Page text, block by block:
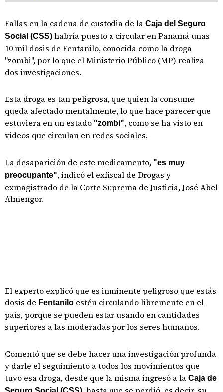
Fallas en la cadena de custodia de la Caja del Seguro
Social (CSS) habría puesto a circular en Panamá unas
10 mil dosis de Fentanilo, conocida como la droga
"zombi", por lo que el Ministerio Público (MP) realiza
dos investigaciones.
Esta droga es tan peligrosa, que quien la consume
queda afectado mentalmente, lo que hace parecer que
estuviera en un estado "zombi", como se ha visto en
videos que circulan en redes sociales.
La desaparición de este medicamento, "es muy
preocupante", indicó el exfiscal de Drogas y
exmagistrado de la Corte Suprema de Justicia, José Abel
Almengor.
El experto explicó que es inminente peligroso que estás
dosis de Fentanilo estén circulando libremente en el
país, porque se pueden estar usando en cantidades
superiores a las moderadas por los seres humanos.
Comentó que se debe hacer una investigación profunda
y darle el seguimiento a todos los movimientos que
tuvo esa droga, desde que la misma ingresó a la Caja de
Seguro Social (CSS)